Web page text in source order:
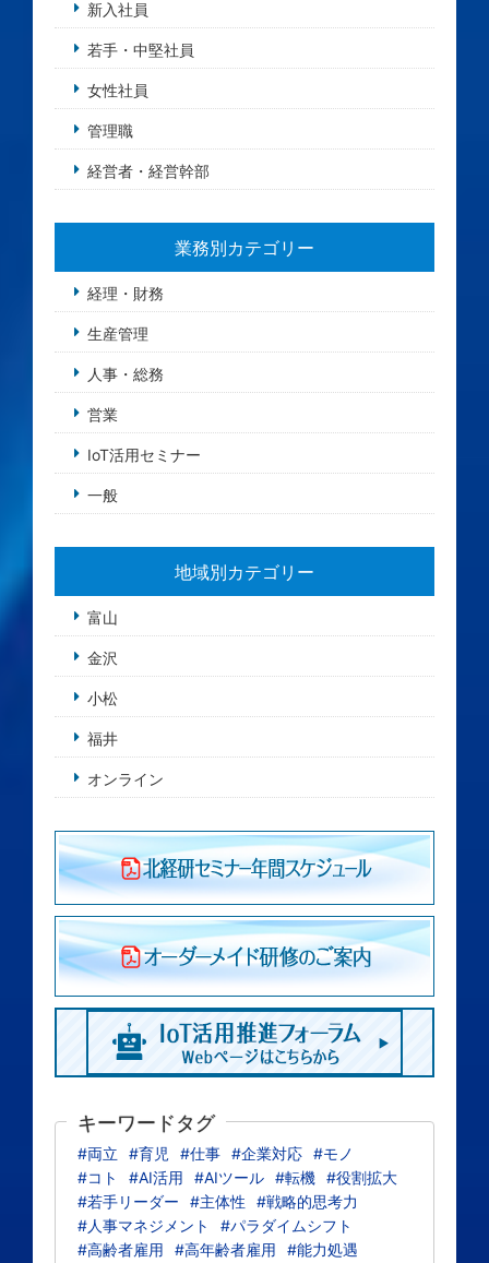
新入社員
若手・中堅社員
女性社員
管理職
経営者・経営幹部
業務別カテゴリー
経理・財務
生産管理
人事・総務
営業
IoT活用セミナー
一般
地域別カテゴリー
富山
金沢
小松
福井
オンライン
キーワードタグ
#両立 #育児 #仕事 #企業対応 #モノ
#コト
#AI活用 #AIツール #転機 #役割拡大
#若手リーダー
#主体性
#戦略的思考力
#人事マネジメント
#パラダイムシフト
#高齢者雇用
#高年齢者雇用
#能力処遇